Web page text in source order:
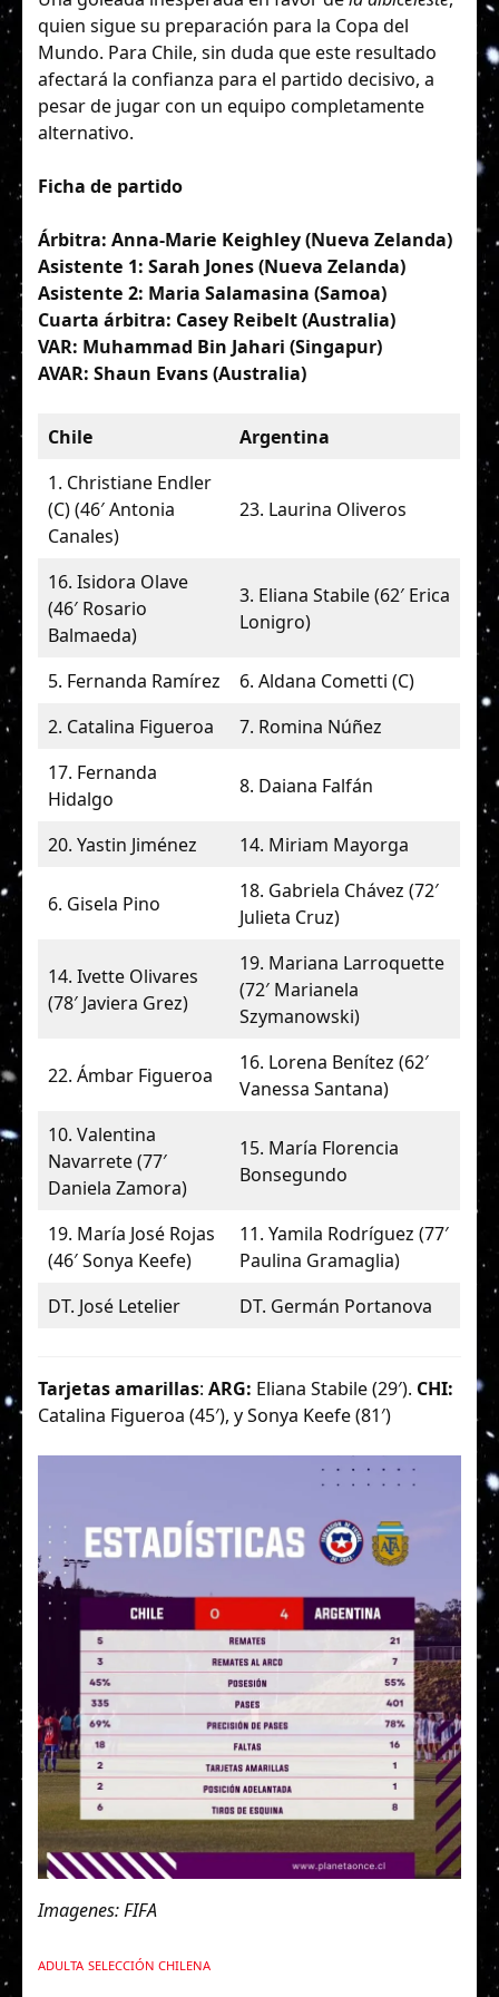
quien sigue su preparación para la Copa del
Mundo. Para Chile, sin duda que este resultado
afectará la confianza para el partido decisivo, a
pesar de jugar con un equipo completamente
alternativo.
Ficha de partido
Árbitra: Anna-Marie Keighley (Nueva Zelanda)
Asistente 1: Sarah Jones (Nueva Zelanda)
Asistente 2: Maria Salamasina (Samoa)
Cuarta árbitra: Casey Reibelt (Australia)
VAR: Muhammad Bin Jahari (Singapur)
AVAR: Shaun Evans (Australia)
Chile
Argentina
1. Christiane Endler
(C) (46′ Antonia
Canales)
23. Laurina Oliveros
16. Isidora Olave
(46′ Rosario
Balmaeda)
3. Eliana Stabile (62′ Erica
Lonigro)
5. Fernanda Ramírez
6. Aldana Cometti (C)
2. Catalina Figueroa
7. Romina Núñez
17. Fernanda
Hidalgo
8. Daiana Falfán
20. Yastin Jiménez 14. Miriam Mayorga
6. Gisela Pino
18. Gabriela Chávez (72′
Julieta Cruz)
14. Ivette Olivares
(78′ Javiera Grez)
19. Mariana Larroquette
(72′ Marianela
Szymanowski)
22. Ámbar Figueroa
16. Lorena Benítez (62′
Vanessa Santana)
10. Valentina
Navarrete (77′
Daniela Zamora)
15. María Florencia
Bonsegundo
19. María José Rojas
(46′ Sonya Keefe)
11. Yamila Rodríguez (77′
Paulina Gramaglia)
DT. José Letelier
DT. Germán Portanova
Tarjetas amarillas: ARG: Eliana Stabile (29′). CHI:
Catalina Figueroa (45′), y Sonya Keefe (81′)
Imagenes: FIFA
ADULTA SELECCIÓN CHILENA